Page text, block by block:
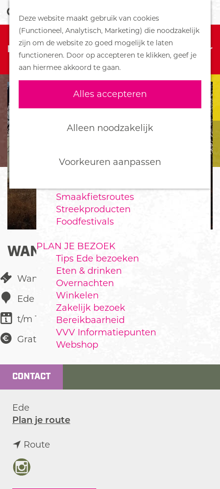
Deze website maakt gebruik van cookies
(Functioneel, Analytisch, Marketing) die noodzakelijk
zijn om de website zo goed mogelijk te laten
functioneren. Door op accepteren te klikken, geef je
aan hiermee akkoord te gaan.
Alles accepteren
Alleen noodzakelijk
Voorkeuren aanpassen
G
n
a
r
e
h
o
m
p
a
g
e
o
e
k
e
n
M
e
n
u
DORPEN
Bennekom
De Klomp
Deelen
Ederveen
Harskamp
Hoenderloo
Wekerom
Smaakfietsroutes
Streekproducten
Foodfestivals
PLAN JE BEZOEK
Tips Ede bezoeken
Eten & drinken
Overnachten
Winkelen
Zakelijk bezoek
Bereikbaarheid
VVV Informatiepunten
Webshop
Sorry, deze activiteit is niet meer
beschikbaar. Bekijk het
actuele aanbod
voor
de beschikbare opties.
WANDELCLUB EDE
Wandeltocht
Ede
t/m 19 juli
Gratis
CONTACT
Ede
Plan je routen
Route
I